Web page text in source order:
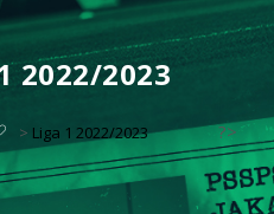
2022/2023
> Liga 1 2022/2023 ?>